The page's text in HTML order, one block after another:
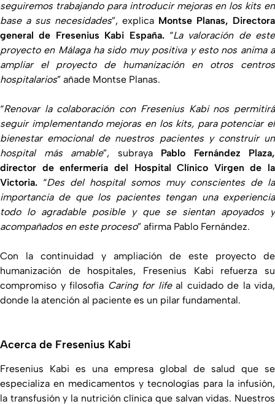
seguiremos trabajando para introducir mejoras en los kits en
base a sus necesidades”, explica Montse Planas, Directora
general de Fresenius Kabi España.“La valoración de este
proyecto en Málaga ha sido muy positiva y esto nos anima a
ampliar el proyecto de humanización en otros centros
hospitalarios” añade Montse Planas.
“Renovar la colaboración con Fresenius Kabi nos permitirá
seguir implementando mejoras en los kits, para potenciar el
bienestar emocional de nuestros pacientes y construir un
hospital más amable”, subrayaPablo Fernández Plaza,
director de enfermería del Hospital Clínico Virgen de la
Victoria. “Des del hospital somos muy conscientes de la
importancia de que los pacientes tengan una experiencia
todo lo agradable posible y que se sientan apoyados y
acompañados en este proceso” afirma Pablo Fernández.
Con la continuidad y ampliación de este proyecto de
humanización de hospitales, Fresenius Kabi refuerza su
compromiso y filosofía Caring for life al cuidado de la vida,
donde la atención al paciente es un pilar fundamental.
Acerca de Fresenius Kabi
Fresenius Kabi es una empresa global de salud que se
especializa en medicamentos y tecnologías para la infusión,
la transfusión y la nutrición clínica que salvan vidas. Nuestros